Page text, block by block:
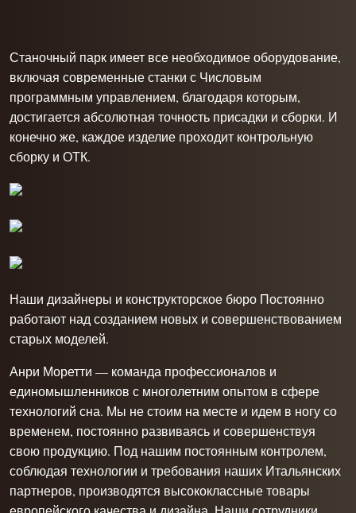
Станочный парк имеет все необходимое оборудование,
включая современные станки с Числовым
программным управлением, благодаря которым,
достигается абсолютная точность присадки и сборки. И
конечно же, каждое изделие проходит контрольную
сборку и ОТК.
Наши дизайнеры и конструкторское бюро Постоянно
работают над созданием новых и совершенствованием
старых моделей.
Анри Моретти — команда профессионалов и
единомышленников с многолетним опытом в сфере
технологий сна. Мы не стоим на месте и идем в ногу со
временем, постоянно развиваясь и совершенствуя
свою продукцию. Под нашим постоянным контролем,
соблюдая технологии и требования наших Итальянских
партнеров, производятся высококлассные товары